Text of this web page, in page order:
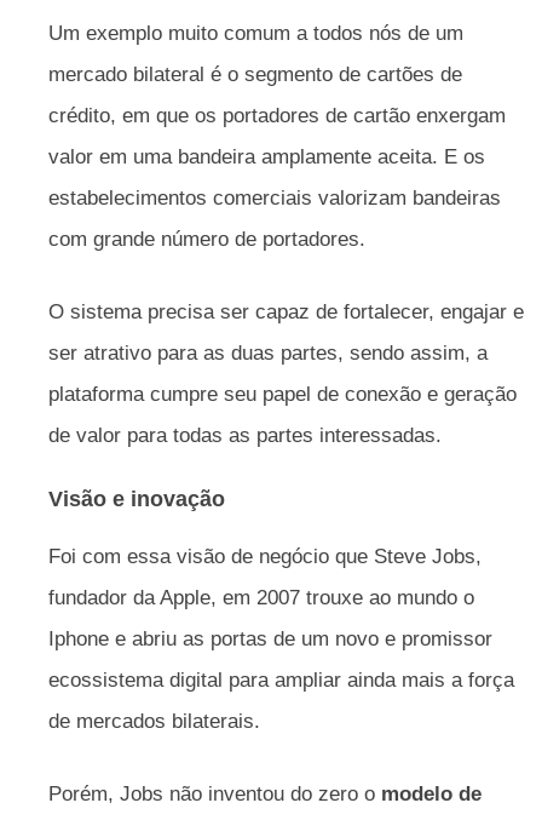
Um exemplo muito comum a todos nós de um
mercado bilateral é o segmento de cartões de
crédito, em que os portadores de cartão enxergam
valor em uma bandeira amplamente aceita. E os
estabelecimentos comerciais valorizam bandeiras
com grande número de portadores.
O sistema precisa ser capaz de fortalecer, engajar e
ser atrativo para as duas partes, sendo assim, a
plataforma cumpre seu papel de conexão e geração
de valor para todas as partes interessadas.
Visão e inovação
Foi com essa visão de negócio que Steve Jobs,
fundador da Apple, em 2007 trouxe ao mundo o
Iphone e abriu as portas de um novo e promissor
ecossistema digital para ampliar ainda mais a força
de mercados bilaterais.
Porém, Jobs não inventou do zero o modelo de